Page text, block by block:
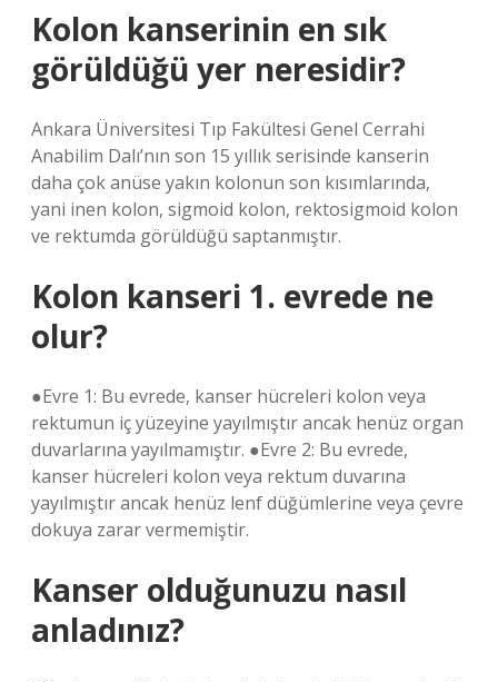
Kolon kanserinin en sık
görüldüğü yer neresidir?
Ankara Üniversitesi Tıp Fakültesi Genel Cerrahi
Anabilim Dalı’nın son 15 yıllık serisinde kanserin
daha çok anüse yakın kolonun son kısımlarında,
yani inen kolon, sigmoid kolon, rektosigmoid kolon
ve rektumda görüldüğü saptanmıştır.
Kolon kanseri 1. evrede ne
olur?
●Evre 1: Bu evrede, kanser hücreleri kolon veya
rektumun iç yüzeyine yayılmıştır ancak henüz organ
duvarlarına yayılmamıştır. ●Evre 2: Bu evrede,
kanser hücreleri kolon veya rektum duvarına
yayılmıştır ancak henüz lenf düğümlerine veya çevre
dokuya zarar vermemiştir.
Kanser olduğunuzu nasıl
anladınız?